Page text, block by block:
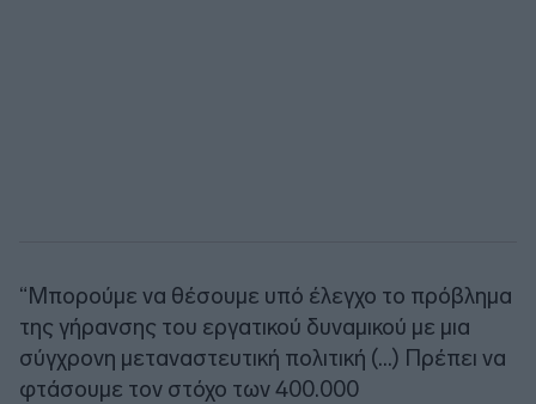
“Μπορούμε να θέσουμε υπό έλεγχο το πρόβλημα
της γήρανσης του εργατικού δυναμικού με μια
σύγχρονη μεταναστευτική πολιτική (…) Πρέπει να
φτάσουμε τον στόχο των 400.000